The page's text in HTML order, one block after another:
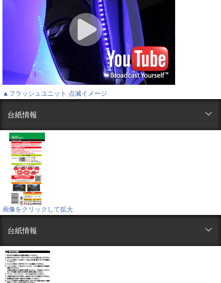
▲フラッシュユニット 点滅イメージ
台紙情報
画像をクリックして拡大
台紙情報